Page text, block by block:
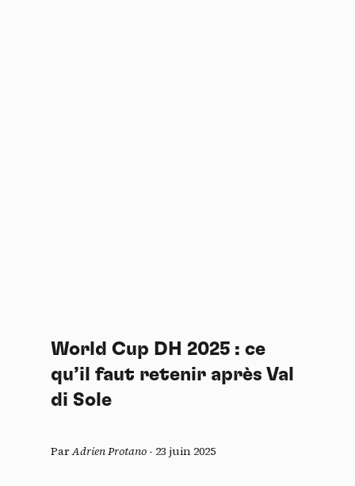
World Cup DH 2025 : ce
qu’il faut retenir après Val
di Sole
ParAdrien Protano - 23 juin 2025